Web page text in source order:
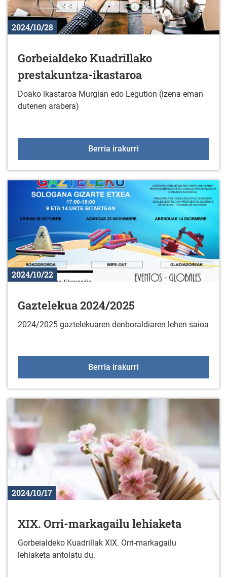
2024/10/28
Gorbeialdeko Kuadrillako
prestakuntza-ikastaroa
Doako ikastaroa Murgian edo Legution (izena eman
dutenen arabera)
Berria irakurri
2024/10/22
Gaztelekua 2024/2025
2024/2025 gaztelekuaren denboraldiaren lehen saioa
Berria irakurri
2024/10/17
XIX. Orri-markagailu lehiaketa
Gorbeialdeko Kuadrillak XIX. Orri-markagailu
lehiaketa antolatu du.